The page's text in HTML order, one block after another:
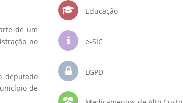
de um
no
deputado
de
Educação
e-SIC
LGPD